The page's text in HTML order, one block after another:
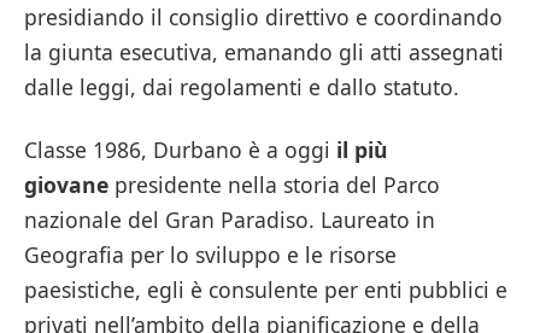
presidiando il consiglio direttivo e coordinando
la giunta esecutiva, emanando gli atti assegnati
dalle leggi, dai regolamenti e dallo statuto.
Classe 1986, Durbano è a oggi il più
giovane presidente nella storia del Parco
nazionale del Gran Paradiso. Laureato in
Geografia per lo sviluppo e le risorse
paesistiche, egli è consulente per enti pubblici e
privati nell’ambito della pianificazione e della